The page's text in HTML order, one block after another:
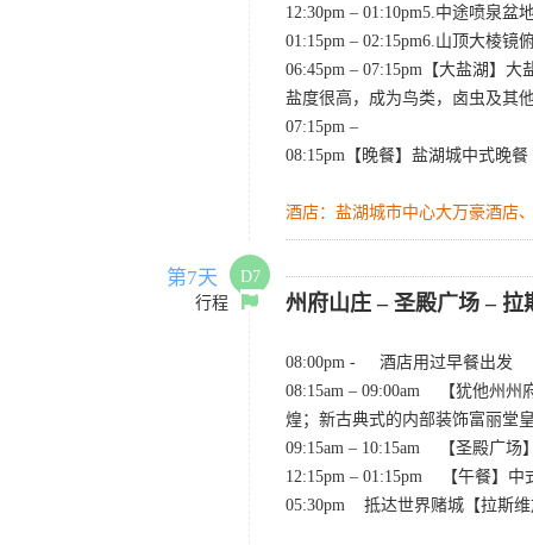
12:30pm – 01:10pm5.中途喷泉盆
01:15pm – 02:15pm6.山顶大棱镜
06:45pm – 07:15pm【大盐湖】
盐度很高，成为鸟类，卤虫及其
07:15pm –
08:15pm【晚餐】盐湖城中式晚餐
酒店：盐湖城市中心大万豪酒店
第7天
D7
行程
州府山庄 – 圣殿广场 – 拉
08:00pm - 酒店用过早餐出发
08:15am – 09:00am 【犹他州州
煌；新古典式的内部装饰富丽堂
09:15am – 10:15am 【圣殿广场
12:15pm – 01:15pm 【午餐】中
05:30pm 抵达世界赌城【拉斯维